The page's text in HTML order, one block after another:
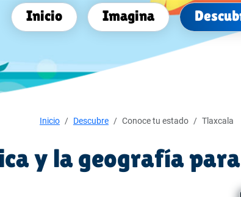
Inicio Imagina
Inicio Descubre Conoce tu estado Tlaxcala
y la geografía